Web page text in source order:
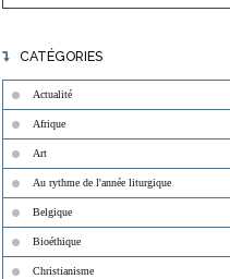
CATÉGORIES
Actualité
Afrique
Art
Au rythme de l'année liturgique
Belgique
Bioéthique
Christianisme